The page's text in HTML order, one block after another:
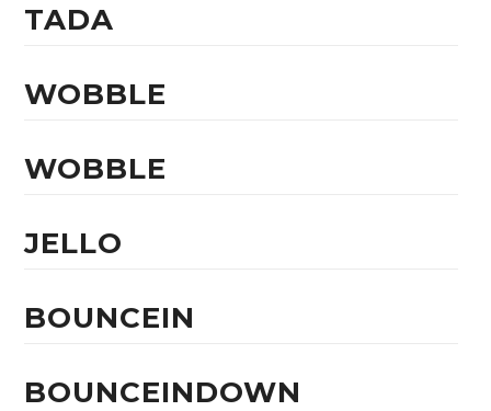
TADA
WOBBLE
WOBBLE
JELLO
BOUNCEIN
BOUNCEINDOWN